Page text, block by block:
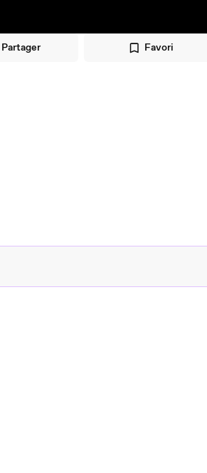
Partager Favori